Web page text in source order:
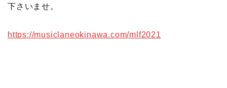
下さいませ。
https://musiclaneokinawa.com/mlf2021